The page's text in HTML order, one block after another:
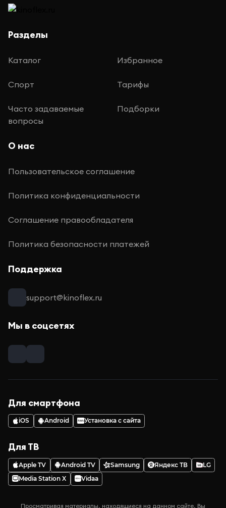
Разделы
Каталог Избранное
Спорт Тарифы
Часто задаваемые
вопросы
Подборки
О нас
Пользовательское соглашение
Политика конфиденциальности
Соглашение правообладателя
Политика безопасности платежей
Поддержка
support@kinoflex.ru
Мы в соцсетях
Для смартфона
iOS Android Установка с сайта
Для ТВ
Apple TV Android TV Samsung Яндекс ТВ
LG
Media Station X
Vidaa
Просматривая материалы, находящиеся на данном сайте, Вы